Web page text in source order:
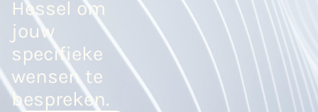
Hessel om
jouw
specifieke
wensen te
bespreken.